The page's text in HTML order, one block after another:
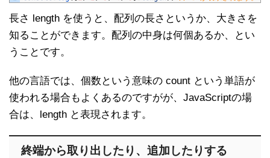
長さ length を使うと、配列の長さというか、大きさを
知ることができます。配列の中身は何個あるか、とい
うことです。
他の言語では、個数という意味の count という単語が
使われる場合もよくあるのですがが、JavaScriptの場
合は、length と表現されます。
終端から取り出したり、追加したりする